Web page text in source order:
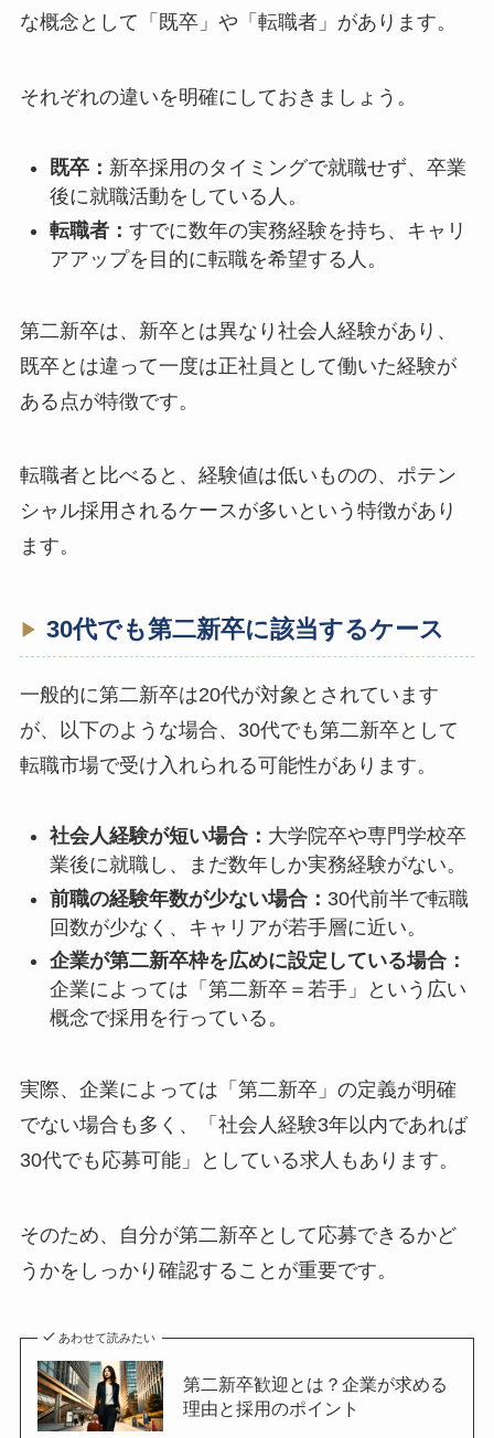
な概念として「既卒」や「転職者」があります。
それぞれの違いを明確にしておきましょう。
既卒： 新卒採用のタイミングで就職せず、卒業
後に就職活動をしている人。
転職者： すでに数年の実務経験を持ち、キャリ
アアップを目的に転職を希望する人。
第二新卒は、新卒とは異なり社会人経験があり、
既卒とは違って一度は正社員として働いた経験が
ある点が特徴です。
転職者と比べると、経験値は低いものの、ポテン
シャル採用されるケースが多いという特徴があり
ます。
30代でも第二新卒に該当するケース
一般的に第二新卒は20代が対象とされています
が、以下のような場合、30代でも第二新卒として
転職市場で受け入れられる可能性があります。
社会人経験が短い場合： 大学院卒や専門学校卒
業後に就職し、まだ数年しか実務経験がない。
前職の経験年数が少ない場合： 30代前半で転職
回数が少なく、キャリアが若手層に近い。
企業が第二新卒枠を広めに設定している場合：
企業によっては「第二新卒＝若手」という広い
概念で採用を行っている。
実際、企業によっては「第二新卒」の定義が明確
でない場合も多く、「社会人経験3年以内であれば
30代でも応募可能」としている求人もあります。
そのため、自分が第二新卒として応募できるかど
うかをしっかり確認することが重要です。
あわせて読みたい
第二新卒歓迎とは？企業が求める
理由と採用のポイント